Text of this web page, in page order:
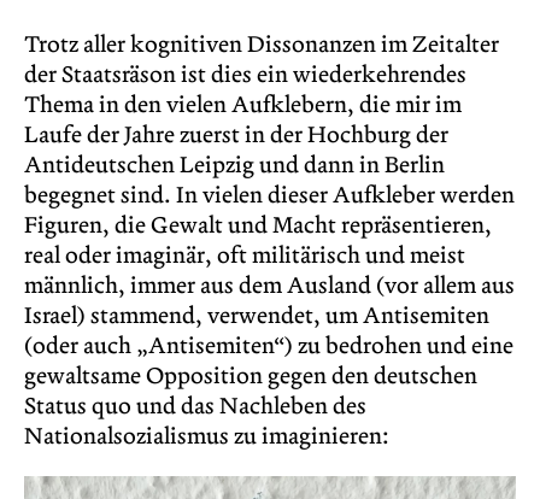
Trotz aller kognitiven Dissonanzen im Zeitalter
der Staatsräson ist dies ein wiederkehrendes
Thema in den vielen Aufklebern, die mir im
Laufe der Jahre zuerst in der Hochburg der
Antideutschen Leipzig und dann in Berlin
begegnet sind. In vielen dieser Aufkleber werden
Figuren, die Gewalt und Macht repräsentieren,
real oder imaginär, oft militärisch und meist
männlich, immer aus dem Ausland (vor allem aus
Israel) stammend, verwendet, um Antisemiten
(oder auch „Antisemiten“) zu bedrohen und eine
gewaltsame Opposition gegen den deutschen
Status quo und das Nachleben des
Nationalsozialismus zu imaginieren: